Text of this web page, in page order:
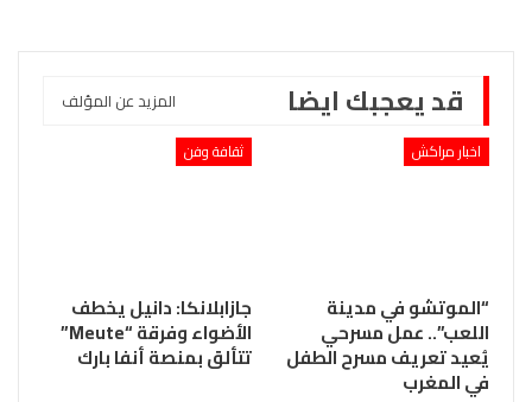
قد يعجبك ايضا المزيد عن المؤلف
اخبار مراكش
“الموتشو في مدينة
اللعب”.. عمل مسرحي
يُعيد تعريف مسرح الطفل
في المغرب
ثقافة وفن
جازابلانكا: دانيل يخطف
الأضواء وفرقة “Meute”
تتألق بمنصة أنفا بارك